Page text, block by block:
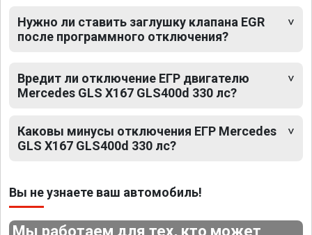
Нужно ли ставить заглушку клапана EGR
после программного отключения?
Вредит ли отключение ЕГР двигателю
Mercedes GLS X167 GLS400d 330 лс?
Каковы минусы отключения ЕГР Mercedes
GLS X167 GLS400d 330 лс?
Вы не узнаете ваш автомобиль!
Мы работаем для тех, кто может